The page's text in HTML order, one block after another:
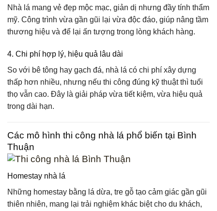
Nhà lá mang vẻ đẹp mộc mạc, giản dị nhưng đầy tính thẩm
mỹ. Công trình vừa gần gũi lại vừa độc đáo, giúp nâng tầm
thương hiệu và để lại ấn tượng trong lòng khách hàng.
4. Chi phí hợp lý, hiệu quả lâu dài
So với bê tông hay gạch đá, nhà lá có chi phí xây dựng
thấp hơn nhiều, nhưng nếu thi công đúng kỹ thuật thì tuổi
thọ vẫn cao. Đây là giải pháp vừa tiết kiệm, vừa hiệu quả
trong dài hạn.
Các mô hình thi công nhà lá phổ biến tại Bình
Thuận
Homestay nhà lá
Những homestay bằng lá dừa, tre gỗ tạo cảm giác gần gũi
thiên nhiên, mang lại trải nghiệm khác biệt cho du khách,